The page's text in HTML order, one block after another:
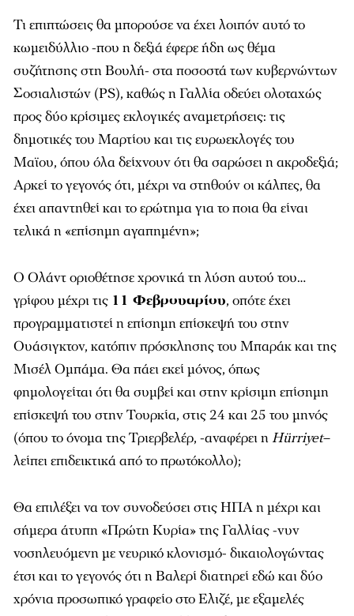
Τι επιπτώσεις θα μπορούσε να έχει λοιπόν αυτό το
κωμειδύλλιο -που η δεξιά έφερε ήδη ως θέμα
συζήτησης στη Βουλή- στα ποσοστά των κυβερνώντων
Σοσιαλιστών (PS), καθώς η Γαλλία οδεύει ολοταχώς
προς δύο κρίσιμες εκλογικές αναμετρήσεις: τις
δημοτικές του Μαρτίου και τις ευρωεκλογές του
Μαϊου, όπου όλα δείχνουν ότι θα σαρώσει η ακροδεξιά;
Αρκεί το γεγονός ότι, μέχρι να στηθούν οι κάλπες, θα
έχει απαντηθεί και το ερώτημα για το ποια θα είναι
τελικά η «επίσημη αγαπημένη»;
Ο Ολάντ οριοθέτησε χρονικά τη λύση αυτού του…
γρίφου μέχρι τις 11 Φεβρουαρίου, οπότε έχει
προγραμματιστεί η επίσημη επίσκεψή του στην
Ουάσιγκτον, κατόπιν πρόσκλησης του Μπαράκ και της
Μισέλ Ομπάμα. Θα πάει εκεί μόνος, όπως
φημολογείται ότι θα συμβεί και στην κρίσιμη επίσημη
επίσκεψή του στην Τουρκία, στις 24 και 25 του μηνός
(όπου το όνομα της Τριερβελέρ, -αναφέρει η Hürriyet–
λείπει επιδεικτικά από το πρωτόκολλο);
Θα επιλέξει να τον συνοδεύσει στις ΗΠΑ η μέχρι και
σήμερα άτυπη «Πρώτη Κυρία» της Γαλλίας -νυν
νοσηλευόμενη με νευρικό κλονισμό- δικαιολογώντας
έτσι και το γεγονός ότι η Βαλερί διατηρεί εδώ και δύο
χρόνια προσωπικό γραφείο στο Ελιζέ, με εξαμελές